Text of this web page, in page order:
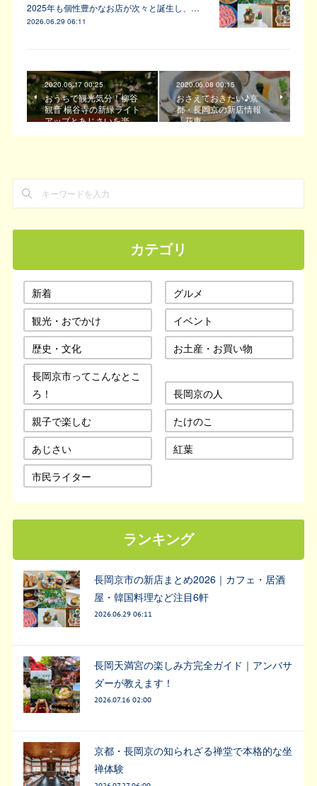
2025年も個性豊かなお店が次々と誕生し、…
2026.06.29 06:11
2020.06.17 00:25
おうちで観光気分！柳谷
観音 楊谷寺の新緑ライト
アップとあじさいを楽…
2020.06.08 00:15
おさえておきたい♪京
都・長岡京の新店情報
「花車」
カテゴリ
新着
グルメ
観光・おでかけ
イベント
歴史・文化
お土産・お買い物
長岡京市ってこんなとこ
ろ！
長岡京の人
親子で楽しむ
たけのこ
あじさい
紅葉
市民ライター
ランキング
長岡京市の新店まとめ2026｜カフェ・居酒
屋・韓国料理など注目6軒
2026.06.29 06:11
長岡天満宮の楽しみ方完全ガイド｜アンバサ
ダーが教えます！
2026.07.16 02:00
京都・長岡京の知られざる禅堂で本格的な坐
禅体験